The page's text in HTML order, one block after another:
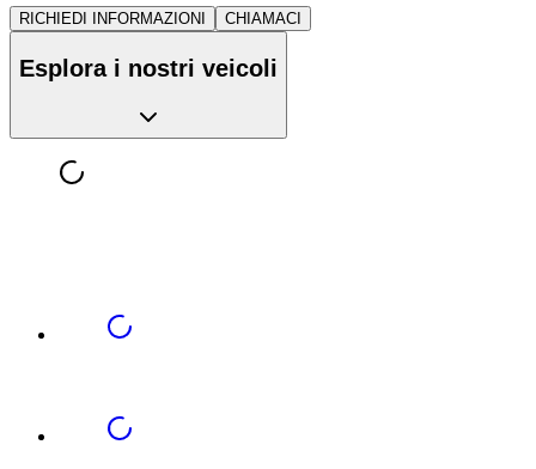
RICHIEDI INFORMAZIONI CHIAMACI
Esplora i nostri veicoli